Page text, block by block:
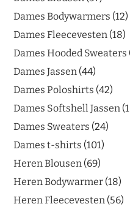
Dames Bodywarmers 12
Dames Fleecevesten 18
Dames Hooded Sweaters
Dames Jassen 44
Dames Poloshirts 42
Dames Softshell Jassen
Dames Sweaters 24
Dames t-shirts 101
Heren Blousen 69
Heren Bodywarmer 18
Heren Fleecevesten 56